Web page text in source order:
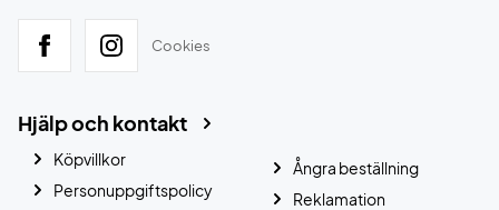
Cookies
Hjälp och kontakt
Köpvillkor
Personuppgiftspolicy
Ångra beställning
Reklamation